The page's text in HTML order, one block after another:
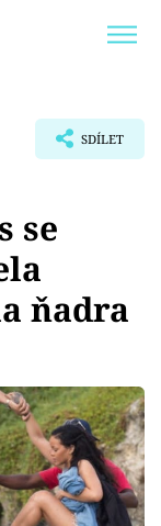
SDÍLET
se
ňadra